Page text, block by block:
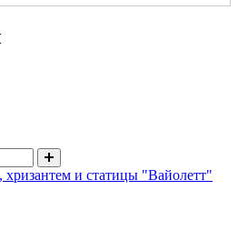
и статицы "Вайолетт"